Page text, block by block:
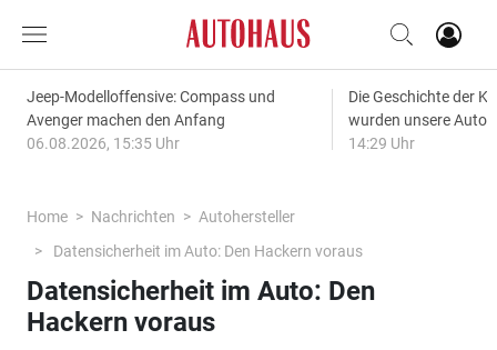
Jeep-Modelloffensive: Compass und
Avenger machen den Anfang
06.08.2026, 15:35 Uhr
Die Geschichte der
wurden unsere
14:29 Uhr
Home Nachrichten
Autohersteller
Datensicherheit im Auto: Den Hackern voraus
Datensicherheit im Auto: Den
Hackern voraus